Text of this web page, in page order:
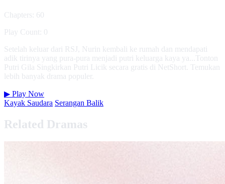
Chapters: 60
Play Count: 0
Setelah keluar dari RSJ, Nurin kembali ke rumah dan mendapati
adik tirinya yang pura-pura menjadi putri keluarga kaya ya...Tonton
Putri Gila Singkirkan Putri Licik secara gratis di NetShort. Temukan
lebih banyak drama populer.
▶ Play Now
Kayak Saudara Serangan Balik
Related Dramas